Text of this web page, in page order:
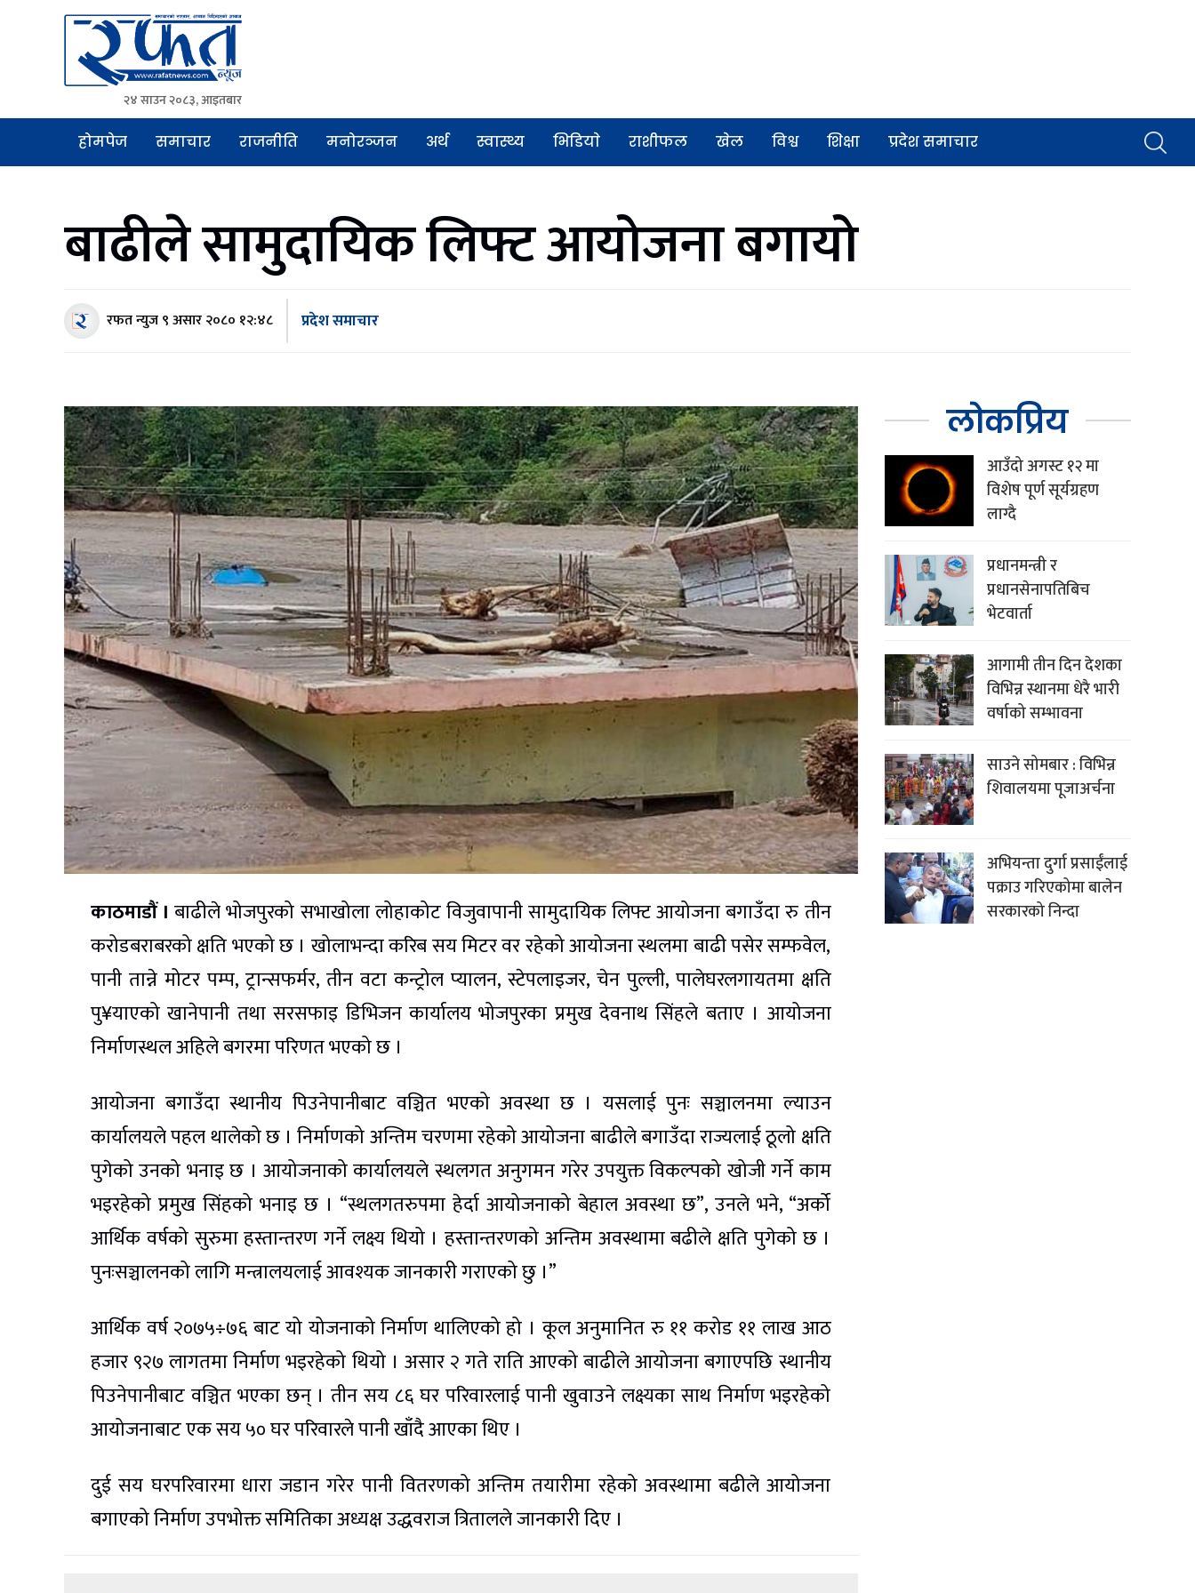
Rafat News
समाचारको रफ्तार, आवाज बिहिनहरुको आवाज
२४ साउन २०८३, आइतबार
होमपेज समाचार राजनीति मनोरञ्जन अर्थ स्वास्थ्य भिडियाे राशीफल खेल विश्व शिक्षा प्रदेश समाचार
बाढीले सामुदायिक लिफ्ट आयोजना बगायो
रफत न्युज९ असार २०८० १२:४८ प्रदेश समाचार
काठमाडौं । बाढीले भोजपुरको सभाखोला लोहाकोट विजुवापानी सामुदायिक लिफ्ट आयोजना बगाउँदा रु तीन
करोडबराबरको क्षति भएको छ । खोलाभन्दा करिब सय मिटर वर रहेको आयोजना स्थलमा बाढी पसेर सम्फवेल,
पानी तान्ने मोटर पम्प, ट्रान्सफर्मर, तीन वटा कन्ट्रोल प्यालन, स्टेपलाइजर, चेन पुल्ली, पालेघरलगायतमा क्षति
पु¥याएको खानेपानी तथा सरसफाइ डिभिजन कार्यालय भोजपुरका प्रमुख देवनाथ सिंहले बताए । आयोजना
निर्माणस्थल अहिले बगरमा परिणत भएको छ ।
आयोजना बगाउँदा स्थानीय पिउनेपानीबाट वञ्चित भएको अवस्था छ । यसलाई पुनः सञ्चालनमा ल्याउन
कार्यालयले पहल थालेको छ । निर्माणको अन्तिम चरणमा रहेको आयोजना बाढीले बगाउँदा राज्यलाई ठूलो क्षति
पुगेको उनको भनाइ छ । आयोजनाको कार्यालयले स्थलगत अनुगमन गरेर उपयुक्त विकल्पको खोजी गर्ने काम
भइरहेको प्रमुख सिंहको भनाइ छ । “स्थलगतरुपमा हेर्दा आयोजनाको बेहाल अवस्था छ”, उनले भने, “अर्को
आर्थिक वर्षको सुरुमा हस्तान्तरण गर्ने लक्ष्य थियो । हस्तान्तरणको अन्तिम अवस्थामा बढीले क्षति पुगेको छ ।
पुनःसञ्चालनको लागि मन्त्रालयलाई आवश्यक जानकारी गराएको छु ।”
आर्थिक वर्ष २०७५÷७६ बाट यो योजनाको निर्माण थालिएको हो । कूल अनुमानित रु ११ करोड ११ लाख आठ
हजार ९२७ लागतमा निर्माण भइरहेको थियो । असार २ गते राति आएको बाढीले आयोजना बगाएपछि स्थानीय
पिउनेपानीबाट वञ्चित भएका छन् । तीन सय ८६ घर परिवारलाई पानी खुवाउने लक्ष्यका साथ निर्माण भइरहेको
आयोजनाबाट एक सय ५० घर परिवारले पानी खाँदै आएका थिए ।
दुई सय घरपरिवारमा धारा जडान गरेर पानी वितरणको अन्तिम तयारीमा रहेको अवस्थामा बढीले आयोजना
बगाएको निर्माण उपभोक्त समितिका अध्यक्ष उद्धवराज त्रितालले जानकारी दिए ।
लोकप्रिय
आउँदो अगस्ट १२ मा
विशेष पूर्ण सूर्यग्रहण
लाग्दै
प्रधानमन्त्री र
प्रधानसेनापतिबिच
भेटवार्ता
आगामी तीन दिन देशका
विभिन्न स्थानमा धेरै भारी
वर्षाको सम्भावना
साउने सोमबार : विभिन्न
शिवालयमा पूजाअर्चना
अभियन्ता दुर्गा प्रसाईंलाई
पक्राउ गरिएकोमा बालेन
सरकारको निन्दा